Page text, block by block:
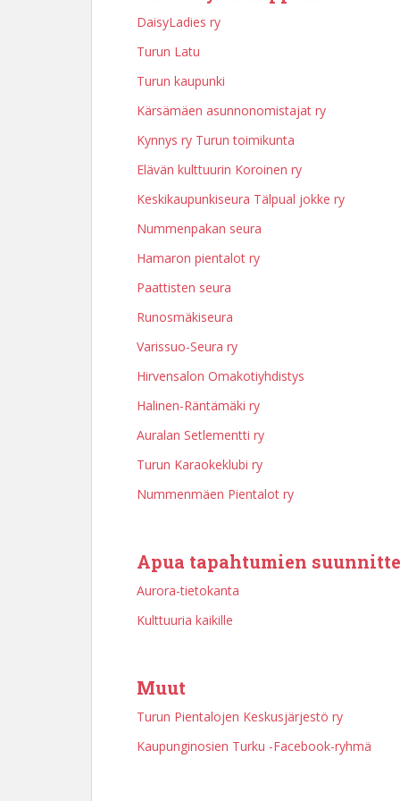
DaisyLadies ry
Turun Latu
Turun kaupunki
Kärsämäen asunnonomistajat ry
Kynnys ry Turun toimikunta
Elävän kulttuurin Koroinen ry
Keskikaupunkiseura Tälpual jokke ry
Nummenpakan seura
Hamaron pientalot ry
Paattisten seura
Runosmäkiseura
Varissuo-Seura ry
Hirvensalon Omakotiyhdistys
Halinen-Räntämäki ry
Auralan Setlementti ry
Turun Karaokeklubi ry
Nummenmäen Pientalot ry
Apua tapahtumien
Aurora-tietokanta
Kulttuuria kaikille
Muut
Turun Pientalojen Keskusjärjestö ry
Kaupunginosien Turku -Facebook-ryhmä